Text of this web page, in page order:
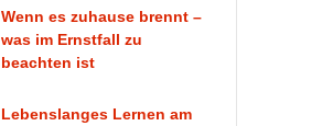
Wenn es zuhause brennt –
was im Ernstfall zu
beachten ist
Lebenslanges Lernen am